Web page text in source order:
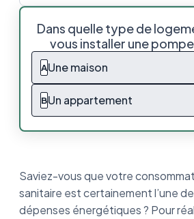
Dans quelle type de
vous installer une pompe
AUne maison
BUn appartement
Saviez-vous que votre
sanitaire est certainement l’une
dépenses énergétiques ? Pour
?
Pourquoi choisir un ballon ECS
thermodynamique
Conclusion : quelle installation
profil ?